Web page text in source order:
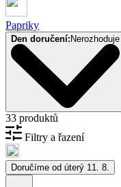
Papriky
Den doručení: Nerozhoduje
33 produktů
Filtry a řazení
Doručíme od úterý 11. 8.